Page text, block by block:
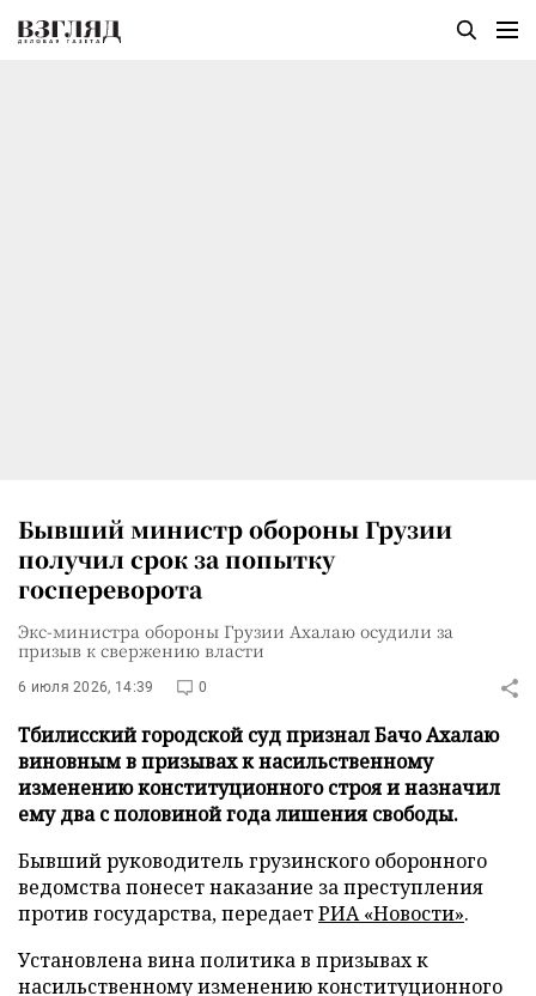
Бывший министр обороны Грузии
получил срок за попытку
госпереворота
Экс-министра обороны Грузии Ахалаю осудили за
призыв к свержению власти
6 июля 2026, 14:39 0
Тбилисский городской суд признал Бачо Ахалаю
виновным в призывах к насильственному
изменению конституционного строя и назначил
ему два с половиной года лишения свободы.
Бывший руководитель грузинского оборонного
ведомства понесет наказание за преступления
против государства, передаетРИА «Новости».
Установлена вина политика в призывах к
насильственному изменению конституционного